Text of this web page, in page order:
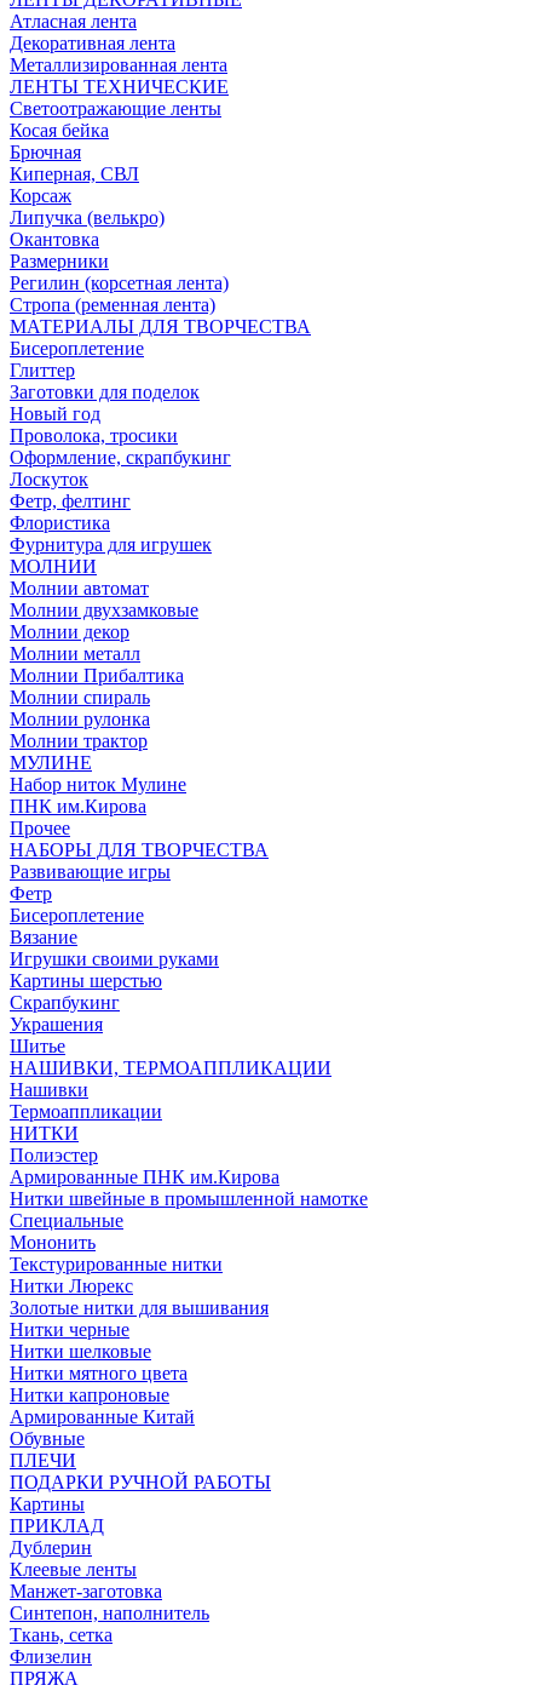
Атласная лента
Декоративная лента
Металлизированная лента
ЛЕНТЫ ТЕХНИЧЕСКИЕ
Светоотражающие ленты
Косая бейка
Брючная
Киперная, СВЛ
Корсаж
Липучка (велькро)
Окантовка
Размерники
Регилин (корсетная лента)
Стропа (ременная лента)
МАТЕРИАЛЫ ДЛЯ ТВОРЧЕСТВА
Бисероплетение
Глиттер
Заготовки для поделок
Новый год
Проволока, тросики
Оформление, скрапбукинг
Лоскуток
Фетр, фелтинг
Флористика
Фурнитура для игрушек
МОЛНИИ
Молнии автомат
Молнии двухзамковые
Молнии декор
Молнии металл
Молнии Прибалтика
Молнии спираль
Молнии рулонка
Молнии трактор
МУЛИНЕ
Набор ниток Мулине
ПНК им.Кирова
Прочее
НАБОРЫ ДЛЯ ТВОРЧЕСТВА
Развивающие игры
Фетр
Бисероплетение
Вязание
Игрушки своими руками
Картины шерстью
Скрапбукинг
Украшения
Шитье
НАШИВКИ, ТЕРМОАППЛИКАЦИИ
Нашивки
Термоаппликации
НИТКИ
Полиэстер
Армированные ПНК им.Кирова
Нитки швейные в промышленной намотке
Специальные
Мононить
Текстурированные нитки
Нитки Люрекс
Золотые нитки для вышивания
Нитки черные
Нитки шелковые
Нитки мятного цвета
Нитки капроновые
Армированные Китай
Обувные
ПЛЕЧИ
ПОДАРКИ РУЧНОЙ РАБОТЫ
Картины
ПРИКЛАД
Дублерин
Клеевые ленты
Манжет-заготовка
Синтепон, наполнитель
Ткань, сетка
Флизелин
ПРЯЖА